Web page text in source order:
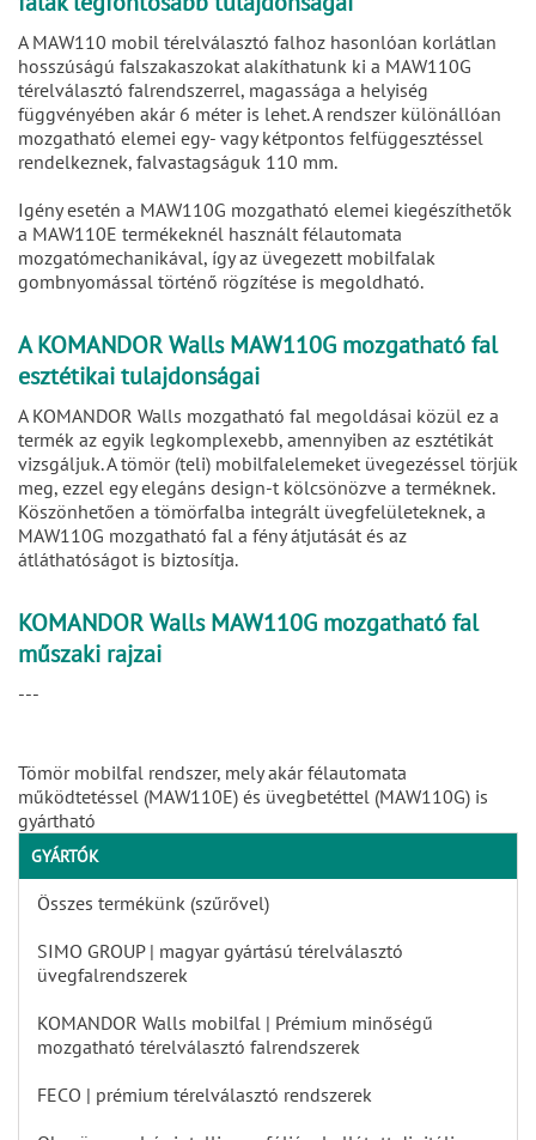
A MAW110 mobil térelválasztó falhoz hasonlóan korlátlan
hosszúságú falszakaszokat alakíthatunk ki a MAW110G
térelválasztó falrendszerrel, magassága a helyiség
függvényében akár 6 méter is lehet. A rendszer különállóan
mozgatható elemei egy- vagy kétpontos felfüggesztéssel
rendelkeznek, falvastagságuk 110 mm.
Igény esetén a MAW110G mozgatható elemei kiegészíthetők
a MAW110E termékeknél használt félautomata
mozgatómechanikával, így az üvegezett mobilfalak
gombnyomással történő rögzítése is megoldható.
A KOMANDOR Walls MAW110G mozgatható fal
esztétikai tulajdonságai
A KOMANDOR Walls mozgatható fal megoldásai közül ez a
termék az egyik legkomplexebb, amennyiben az esztétikát
vizsgáljuk. A tömör (teli) mobilfalelemeket üvegezéssel törjük
meg, ezzel egy elegáns design-t kölcsönözve a terméknek.
Köszönhetően a tömörfalba integrált üvegfelületeknek, a
MAW110G mozgatható fal a fény átjutását és az
átláthatóságot is biztosítja.
KOMANDOR Walls MAW110G mozgatható fal
műszaki rajzai
---
Tömör mobilfal rendszer, mely akár félautomata
működtetéssel (MAW110E) és üvegbetéttel (MAW110G) is
gyártható
GYÁRTÓK
Összes termékünk (szűrővel)
SIMO GROUP | magyar gyártású térelválasztó
üvegfalrendszerek
KOMANDOR Walls mobilfal | Prémium minőségű
mozgatható térelválasztó falrendszerek
FECO | prémium térelválasztó rendszerek